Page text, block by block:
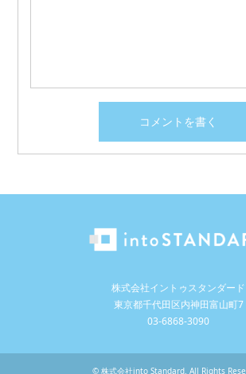
株式会社イントゥスタンダード
東京都千代田区内神田富山町7
03-6868-3090
© 株式会社into Standard. All Rights